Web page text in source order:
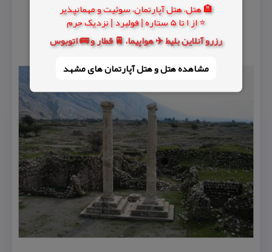
🏨 هتل، هتل آپارتمان، سوئیت و مهمانپذیر
⭐ از 1 تا 5 ستاره | فولبرد | نزدیک حرم
رزرو آنلاین بلیط ✈️ هواپیما، 🚆 قطار و 🚌 اتوبوس
مشاهده هتل و هتل‌ آپارتمان های مشهد